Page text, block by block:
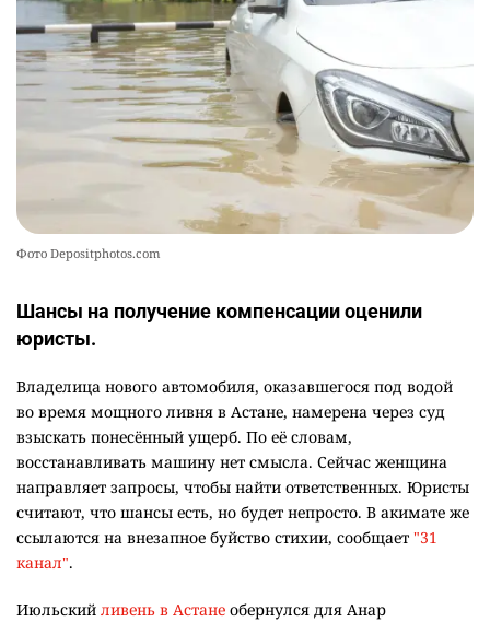
10
🗣 620 человек освободили из колоний по
амнистии
2400 3 20
Фото Depositphotos.com
Шансы на получение компенсации оценили
юристы.
Владелица нового автомобиля, оказавшегося под водой
во время мощного ливня в Астане, намерена через суд
взыскать понесённый ущерб. По её словам,
восстанавливать машину нет смысла. Сейчас женщина
направляет запросы, чтобы найти ответственных. Юристы
считают, что шансы есть, но будет непросто. В акимате же
ссылаются на внезапное буйство стихии, сообщает "31
канал".
Июльский ливень в Астане обернулся для Анар